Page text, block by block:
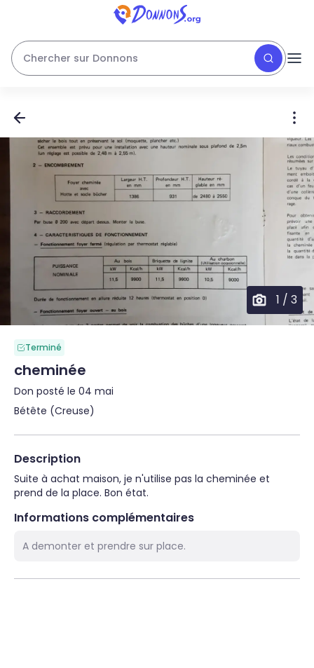
Chercher sur Donnons
1 / 3
Terminé
cheminée
Don posté le 04 mai
Bétête (Creuse)
Description
Suite à achat maison, je n'utilise pas la cheminée et
prend de la place. Bon état.
Informations complémentaires
A demonter et prendre sur place.